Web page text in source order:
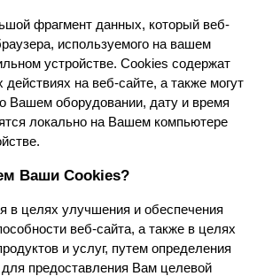
фрагмент данных, который веб-
используемого на вашем
устройстве. Cookies содержат
на веб-сайте, а также могут
Вашем оборудовании, дату и время
локально на Вашем компьютере
Ваши Cookies?
в целях улучшения и обеспечения
веб-сайта, а также в целях
и услуг, путем определения
предоставления Вам целевой